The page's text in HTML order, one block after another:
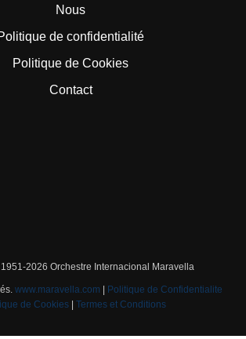
Nous
de confidentialité
Politique de Cookies
Contact
2026 Orchestre Internacional Maravella
www.maravella.com | Politique de Confidentialite
de Cookies| Termes et Conditions